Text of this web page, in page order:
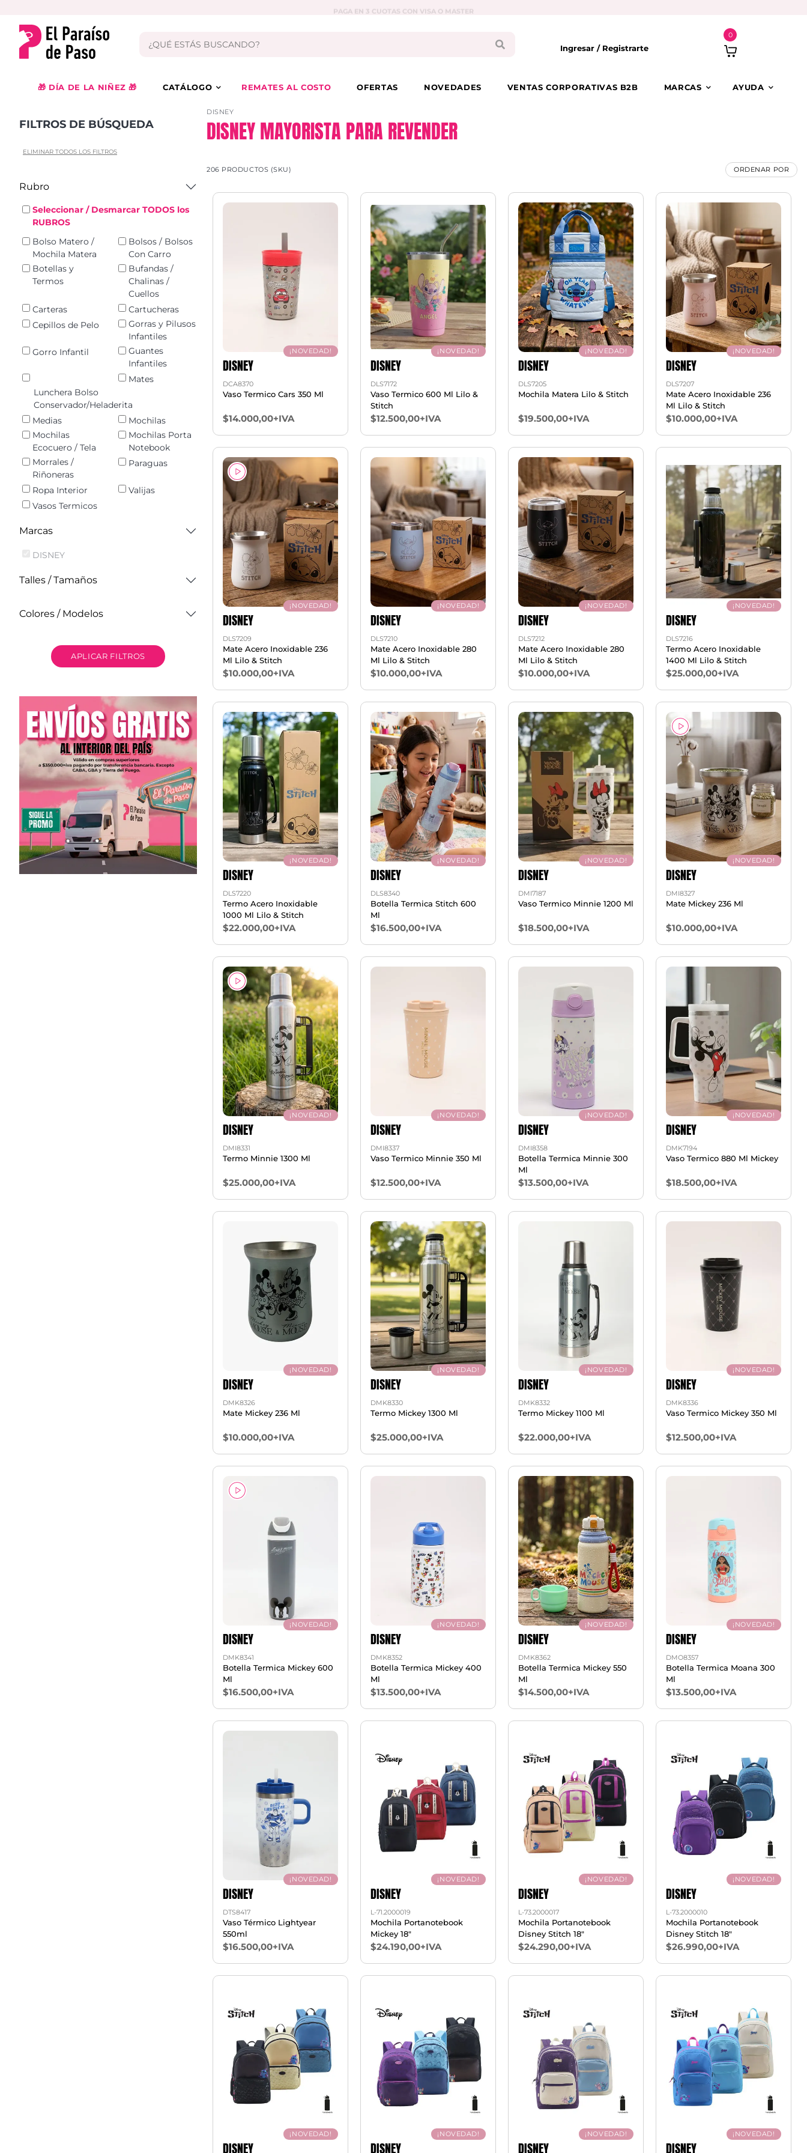
PAGA EN 3 CUOTAS CON VISA O MASTER
Ingresar / Registrarte
0
🎁 DÍA DE LA NIÑEZ 🎁 CATÁLOGO REMATES AL COSTO OFERTAS NOVEDADES VENTAS CORPORATIVAS B2B MARCAS AYUDA
FILTROS DE BÚSQUEDA
ELIMINAR TODOS LOS FILTROS
Rubro
Seleccionar / Desmarcar TODOS los
RUBROS
Bolso Matero /
Mochila Matera
Bolsos / Bolsos
Con Carro
Botellas y
Termos
Bufandas /
Chalinas /
Cuellos
Carteras
Cartucheras
Cepillos de Pelo
Gorras y Pilusos
Infantiles
Gorro Infantil
Guantes
Infantiles
Lunchera Bolso
Conservador/Heladerita
Mates
Medias
Mochilas
Mochilas
Ecocuero / Tela
Mochilas Porta
Notebook
Morrales /
Riñoneras
Paraguas
Ropa Interior
Valijas
Vasos Termicos
Marcas
DISNEY
Talles / Tamaños
Colores / Modelos
APLICAR FILTROS
DISNEY
DISNEY MAYORISTA PARA REVENDER
206 PRODUCTOS (SKU) ORDENAR POR
¡NOVEDAD!
DISNEY
DCA8370
Vaso Termico Cars 350 Ml
$14.000,00+IVA
¡NOVEDAD!
DISNEY
DLS7172
Vaso Termico 600 Ml Lilo &
Stitch
$12.500,00+IVA
¡NOVEDAD!
DISNEY
DLS7205
Mochila Matera Lilo & Stitch
$19.500,00+IVA
¡NOVEDAD!
DISNEY
DLS7207
Mate Acero Inoxidable 236
Ml Lilo & Stitch
$10.000,00+IVA
¡NOVEDAD!
DISNEY
DLS7209
Mate Acero Inoxidable 236
Ml Lilo & Stitch
$10.000,00+IVA
¡NOVEDAD!
DISNEY
DLS7210
Mate Acero Inoxidable 280
Ml Lilo & Stitch
$10.000,00+IVA
¡NOVEDAD!
DISNEY
DLS7212
Mate Acero Inoxidable 280
Ml Lilo & Stitch
$10.000,00+IVA
¡NOVEDAD!
DISNEY
DLS7216
Termo Acero Inoxidable
1400 Ml Lilo & Stitch
$25.000,00+IVA
¡NOVEDAD!
DISNEY
DLS7220
Termo Acero Inoxidable
1000 Ml Lilo & Stitch
$22.000,00+IVA
¡NOVEDAD!
DISNEY
DLS8340
Botella Termica Stitch 600
Ml
$16.500,00+IVA
¡NOVEDAD!
DISNEY
DMI7187
Vaso Termico Minnie 1200 Ml
$18.500,00+IVA
¡NOVEDAD!
DISNEY
DMI8327
Mate Mickey 236 Ml
$10.000,00+IVA
¡NOVEDAD!
DISNEY
DMI8331
Termo Minnie 1300 Ml
$25.000,00+IVA
¡NOVEDAD!
DISNEY
DMI8337
Vaso Termico Minnie 350 Ml
$12.500,00+IVA
¡NOVEDAD!
DISNEY
DMI8358
Botella Termica Minnie 300
Ml
$13.500,00+IVA
¡NOVEDAD!
DISNEY
DMK7194
Vaso Termico 880 Ml Mickey
$18.500,00+IVA
¡NOVEDAD!
DISNEY
DMK8326
Mate Mickey 236 Ml
$10.000,00+IVA
¡NOVEDAD!
DISNEY
DMK8330
Termo Mickey 1300 Ml
$25.000,00+IVA
¡NOVEDAD!
DISNEY
DMK8332
Termo Mickey 1100 Ml
$22.000,00+IVA
¡NOVEDAD!
DISNEY
DMK8336
Vaso Termico Mickey 350 Ml
$12.500,00+IVA
¡NOVEDAD!
DISNEY
DMK8341
Botella Termica Mickey 600
Ml
$16.500,00+IVA
¡NOVEDAD!
DISNEY
DMK8352
Botella Termica Mickey 400
Ml
$13.500,00+IVA
¡NOVEDAD!
DISNEY
DMK8362
Botella Termica Mickey 550
Ml
$14.500,00+IVA
¡NOVEDAD!
DISNEY
DMO8357
Botella Termica Moana 300
Ml
$13.500,00+IVA
¡NOVEDAD!
DISNEY
DTS8417
Vaso Térmico Lightyear
550ml
$16.500,00+IVA
¡NOVEDAD!
DISNEY
L-71.2000019
Mochila Portanotebook
Mickey 18"
$24.190,00+IVA
¡NOVEDAD!
DISNEY
L-73.2000017
Mochila Portanotebook
Disney Stitch 18"
$24.290,00+IVA
¡NOVEDAD!
DISNEY
L-73.2000010
Mochila Portanotebook
Disney Stitch 18"
$26.990,00+IVA
¡NOVEDAD!
DISNEY
¡NOVEDAD!
DISNEY
¡NOVEDAD!
DISNEY
¡NOVEDAD!
DISNEY